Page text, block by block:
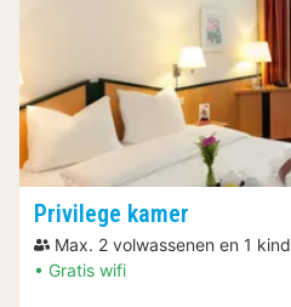
Privilege kamer
Max. 2 volwassenen en 1 kind
Gratis wifi